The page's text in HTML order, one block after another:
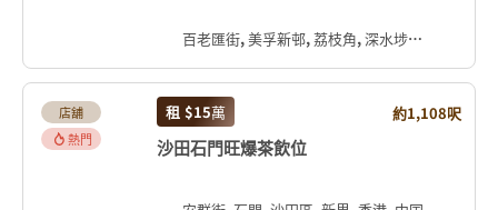
百老匯街, 美孚新邨, 荔枝角, 深水埗區, 九龍, 香港, 中国
店舖
熱門
租 $15萬 約1,108呎
沙田石門旺爆茶飲位